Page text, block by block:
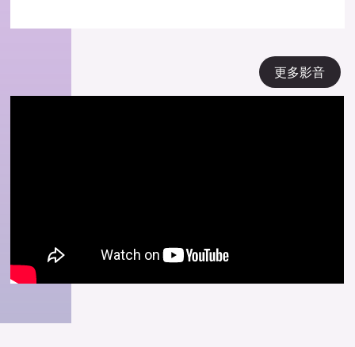
更多影音